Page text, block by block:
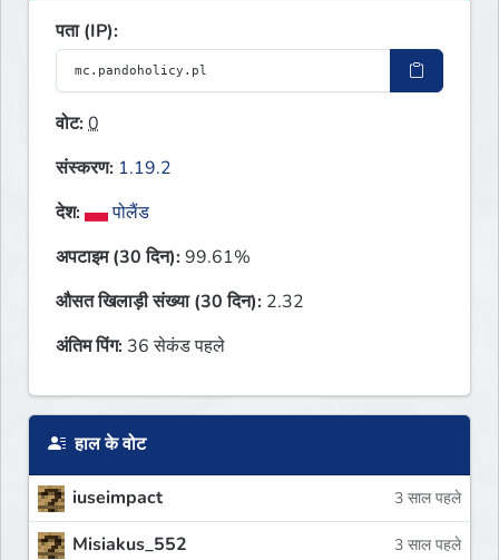
पता (IP):
वोट:0
संस्करण: 1.19.2
देश:
पोलैंड
अपटाइम (30 दिन):99.61%
औसत खिलाड़ी संख्या (30 दिन): 2.32
अंतिम पिंग: 36 सेकंड पहले
हाल के वोट
iuseimpact 3 साल पहले
Misiakus_552 3 साल पहले